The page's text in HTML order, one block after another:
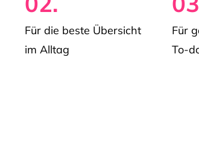
Für die beste Übersicht
im Alltag
Für
To-